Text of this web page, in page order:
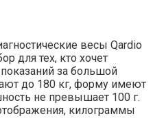
весы Qardio
для тех, кто хочет
за большой
до 180 кг, форму имеют
не превышает 100 г.
килограммы